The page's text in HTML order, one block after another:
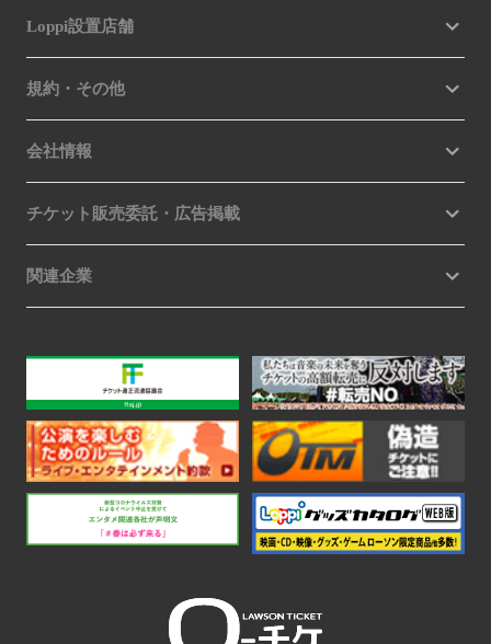
Loppi設置店舗
規約・その他
会社情報
チケット販売委託・広告掲載
関連企業